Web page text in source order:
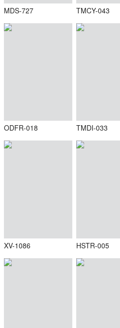
MDS-727 TMCY-043
ODFR-018 TMDI-033
XV-1086 HSTR-005